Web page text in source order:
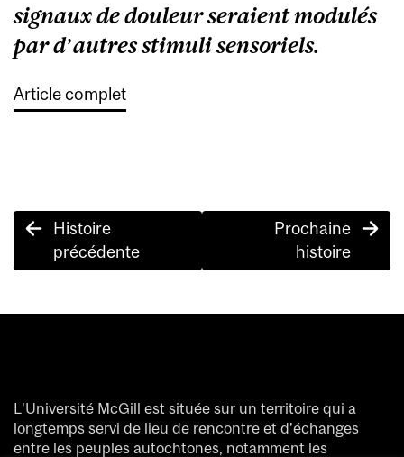
signaux de douleur seraient modulés
par d’autres stimuli sensoriels.
Article complet
Post
navigation
Histoire
précédente
Prochaine
histoire
L’Université McGill est située sur un territoire qui a
longtemps servi de lieu de rencontre et d’échanges
entre les peuples autochtones, notamment les